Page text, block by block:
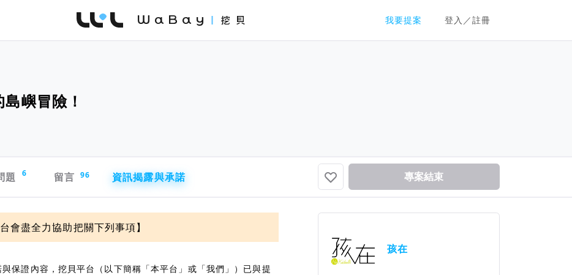
我要提案 登入／註冊
WaBay 挖貝 | 台灣最值得信賴的群眾集資 / 群眾募資平台
嶼冒險！
題 6 留言 96 資訊揭露與承諾 專案結束
會盡全力協助把關下列事項】
保證內容，挖貝平台（以下簡稱「本平台」或「我們」）已與提
孩在